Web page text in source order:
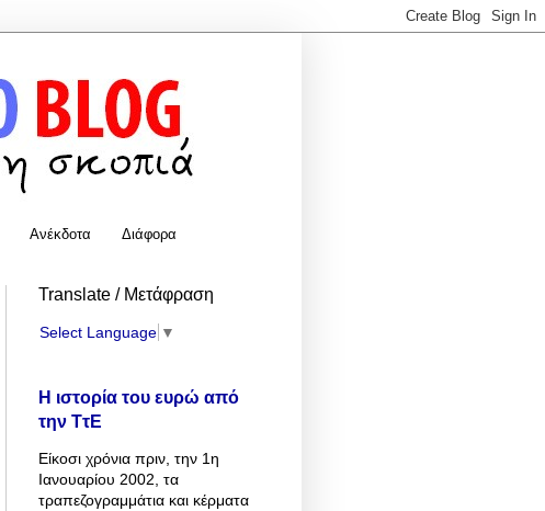
Ανέκδοτα Διάφορα
Translate / Μετάφραση
Select Language ▼
Η ιστορία του ευρώ από
την ΤτΕ
Είκοσι χρόνια πριν, την 1η
Ιανουαρίου 2002, τα
τραπεζογραμμάτια και κέρματα